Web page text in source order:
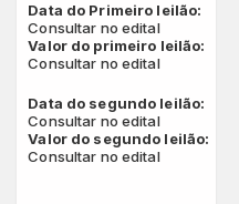
Data do Primeiro leilão:
Consultar no edital
Valor do primeiro leilão:
Consultar no edital
Data do segundo leilão:
Consultar no edital
Valor do segundo leilão:
Consultar no edital